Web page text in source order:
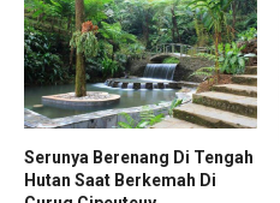
Serunya Berenang Di Tengah
Hutan Saat Berkemah Di